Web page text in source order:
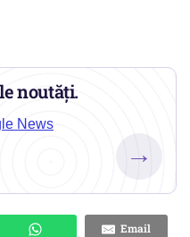
noutăți.
News
→
Email